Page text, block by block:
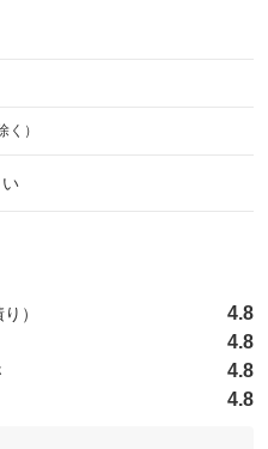
く）
中）
） 4.8
4.8
4.8
4.8